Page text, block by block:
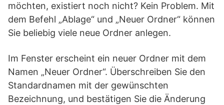
möchten, existiert noch nicht? Kein Problem. Mit
dem Befehl „Ablage“ und „Neuer Ordner“ können
Sie beliebig viele neue Ordner anlegen.
Im Fenster erscheint ein neuer Ordner mit dem
Namen „Neuer Ordner“. Überschreiben Sie den
Standardnamen mit der gewünschten
Bezeichnung, und bestätigen Sie die Änderung